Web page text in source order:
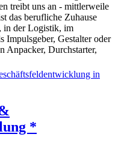
treibt uns an - mittlerweile
das berufliche Zuhause
in der Logistik, im
Impulsgeber, Gestalter oder
Anpacker, Durchstarter,
*